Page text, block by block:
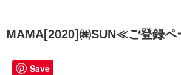
MAMA[2020]㈱SUN≪ご登録
ホーム
Language
Save